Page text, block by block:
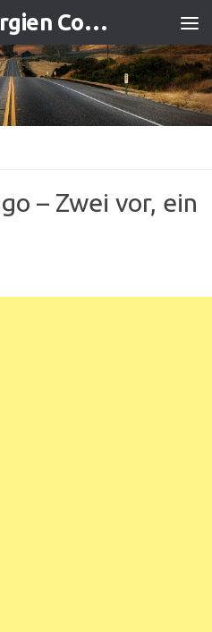
erneuerbare Energien Contracting
– Zwei vor, ein